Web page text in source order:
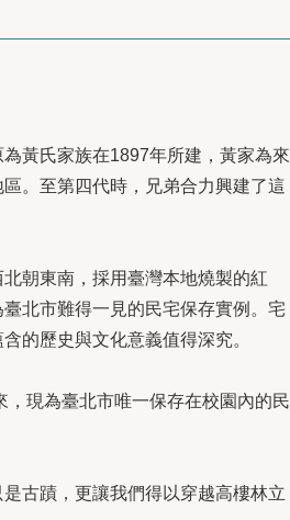
黃氏家族在1897年所建，黃家為來
。至第四代時，兄弟合力興建了這
朝東南，採用臺灣本地燒製的紅
北市難得一見的民宅保存實例。宅
的歷史與文化意義值得深究。
現為臺北市唯一保存在校園內的民
古蹟，更讓我們得以穿越高樓林立